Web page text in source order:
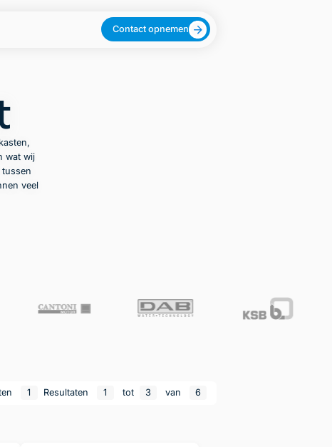
Contact opnemen
wat wij
veel
1 Resultaten 1 tot 3 van 6